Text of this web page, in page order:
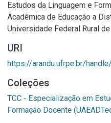
Estudos da Linguagem e
Acadêmica de Educação a
Universidade Federal Rural
URI
https://arandu.ufrpe.br/
Coleções
TCC - Especialização em
Formação Docente